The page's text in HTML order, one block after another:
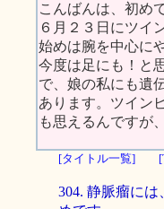
こんばんは、初め
６月２３日にツイ
始めは腕を中心に
今度は足にも！と
で、娘の私にも遺
あります。ツイン
も思えるんですが
[タイトル一覧]
304. 静脈瘤に